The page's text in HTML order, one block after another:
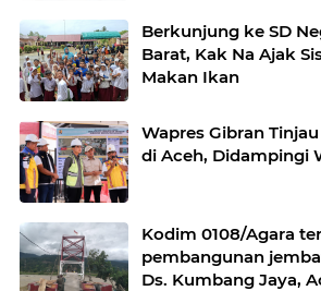
Berkunjung ke SD
Barat, Kak Na Ajak
Makan Ikan
Wapres Gibran
di Aceh, Didampingi
Kodim 0108/Agara
pembangunan
Ds. Kumbang Jaya,